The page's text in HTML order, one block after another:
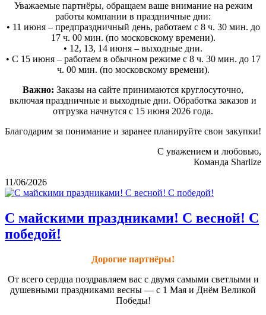
Уважаемые партнёры, обращаем ваше внимание на режим
работы компании в праздничные дни:
• 11 июня – предпраздничный день, работаем с 8 ч. 30 мин. до
17 ч. 00 мин. (по московскому времени).
• 12, 13, 14 июня – выходные дни.
• С 15 июня – работаем в обычном режиме с 8 ч. 30 мин. до 17
ч. 00 мин. (по московскому времени).
Важно: Заказы на сайте принимаются круглосуточно,
включая праздничные и выходные дни. Обработка заказов и
отгрузка начнутся с 15 июня 2026 года.
Благодарим за понимание и заранее планируйте свои закупки!
С уважением и любовью,
Команда Sharlize
11/06/2026
С майскими праздниками! С весной! С
победой!
Дорогие партнёры!
От всего сердца поздравляем вас с двумя самыми светлыми и
душевными праздниками весны — с 1 Мая и Днём Великой
Победы!